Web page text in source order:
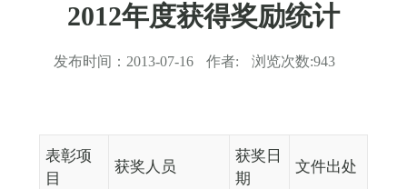
2012年度获得奖励统计
发布时间： 2013-07-16 作者: 浏览次数:943
表彰项
目
获奖人员
获奖日
期
文件出处